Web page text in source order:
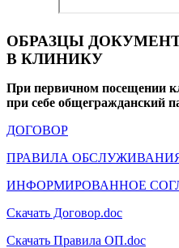
ОБРАЗЦЫ
В КЛИНИКУ
При первичном посещении
при себе общегражданский
ДОГОВОР
ПРАВИЛА
ИНФОРМИРОВАННОЕ
Скачать Договор.doc
Скачать Правила ОП.doc